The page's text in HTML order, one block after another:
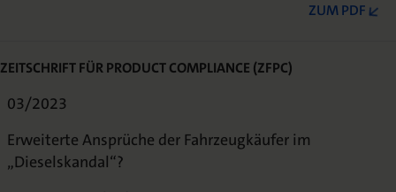
ZUM PDF
ZEITSCHRIFT FÜR PRODUCT COMPLIANCE (ZFPC)
03/2023
Erweiterte Ansprüche der Fahrzeugkäufer im
„Dieselskandal“?